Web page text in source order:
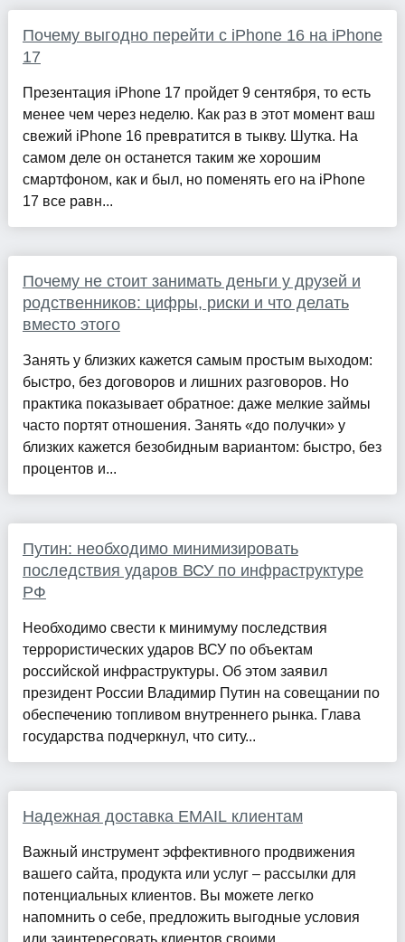
Почему выгодно перейти с iPhone 16 на iPhone
17
Презентация iPhone 17 пройдет 9 сентября, то есть
менее чем через неделю. Как раз в этот момент ваш
свежий iPhone 16 превратится в тыкву. Шутка. На
самом деле он останется таким же хорошим
смартфоном, как и был, но поменять его на iPhone
17 все равн...
Почему не стоит занимать деньги у друзей и
родственников: цифры, риски и что делать
вместо этого
Занять у близких кажется самым простым выходом:
быстро, без договоров и лишних разговоров. Но
практика показывает обратное: даже мелкие займы
часто портят отношения. Занять «до получки» у
близких кажется безобидным вариантом: быстро, без
процентов и...
Путин: необходимо минимизировать
последствия ударов ВСУ по инфраструктуре
РФ
Необходимо свести к минимуму последствия
террористических ударов ВСУ по объектам
российской инфраструктуры. Об этом заявил
президент России Владимир Путин на совещании по
обеспечению топливом внутреннего рынка. Глава
государства подчеркнул, что ситу...
Надежная доставка EMAIL клиентам
Важный инструмент эффективного продвижения
вашего сайта, продукта или услуг – рассылки для
потенциальных клиентов. Вы можете легко
напомнить о себе, предложить выгодные условия